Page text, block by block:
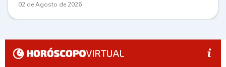
02 de Agosto de 2026